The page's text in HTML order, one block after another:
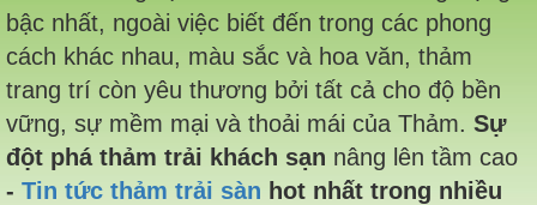
bậc nhất, ngoài việc biết đến trong các phong
cách khác nhau, màu sắc và hoa văn, thảm
trang trí còn yêu thương bởi tất cả cho độ bền
vững, sự mềm mại và thoải mái của Thảm. Sự
đột phá thảm trải khách sạn nâng lên tầm cao
- Tin tức thảm trải sàn hot nhất trong nhiều